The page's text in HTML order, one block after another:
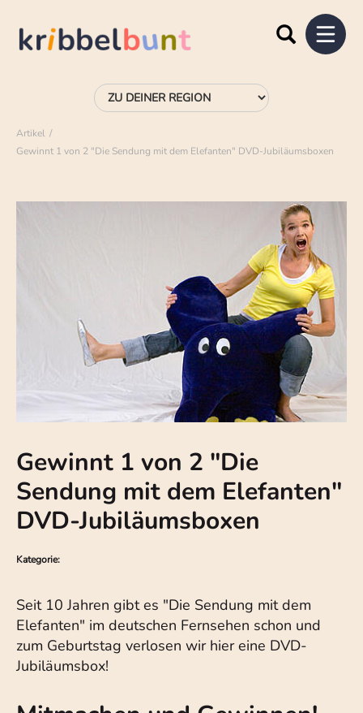
Artikel
Gewinnt 1 von 2 "Die Sendung mit dem Elefanten" DVD-Jubiläumsboxen
Gewinnt 1 von 2 "Die
Sendung mit dem Elefanten"
DVD-Jubiläumsboxen
Kategorie:
Seit 10 Jahren gibt es "Die Sendung mit dem
Elefanten" im deutschen Fernsehen schon und
zum Geburtstag verlosen wir hier eine DVD-
Jubiläumsbox!